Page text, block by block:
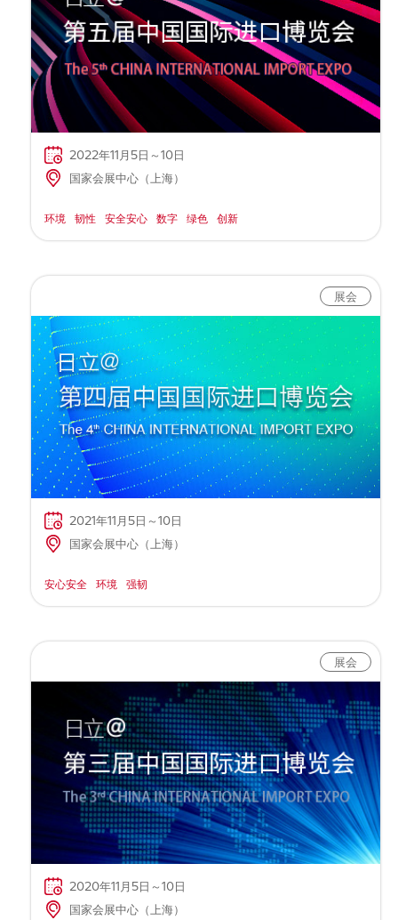
2022年11月5日～10日
国家会展中心（上海）
环境 韧性 安全安心 数字 绿色 创新
展会
2021年11月5日～10日
国家会展中心（上海）
安心安全 环境 强韧
展会
2020年11月5日～10日
国家会展中心（上海）